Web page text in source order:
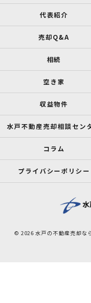
代表紹介
売却Q&A
相続
空き家
収益物件
水戸不動産売却相談セン
コラム
プライバシーポリシー
© 2026 水戸の不動産売却な